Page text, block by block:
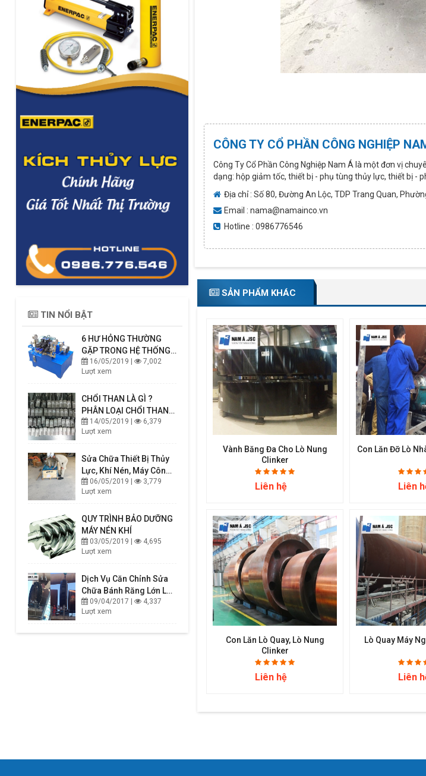
CÔNG TY CỔ PHẦN CÔNG NGHIỆP
Công Ty Cổ Phần Công Nghiệp Nam Á là một đơn vị
dạng: hộp giảm tốc, thiết bị - phụ tùng thủy lực, thiết bị -
Địa chỉ : Số 80, Đường An Lộc, TDP Trang Quan,
Email : nama@namainco.vn
Hotline : 0986776546
SẢN PHẨM KHÁC
Vành Băng Đa Cho Lò Nung
Clinker
Liên hệ
Con Lăn Đỡ Lò
Liên
Con Lăn Lò Quay, Lò Nung
Clinker
Liên hệ
Lò Quay Máy
Liên
TIN NỔI BẬT
6 HƯ HỎNG THƯỜNG
GẶP TRONG HỆ THỐNG
THUỶ LỰC, CÁCH NHẬN
BIẾT VÀ KHẮC PHỤC
16/05/2019 |
7,002
Lượt xem
CHỔI THAN LÀ GÌ ?
PHÂN LOẠI CHỔI THAN
VÀ CÁCH CHỌN CHỔI
THAN PHÙ HỢP
14/05/2019 |
6,379
Lượt xem
Sửa Chữa Thiết Bị Thủy
Lực, Khí Nén, Máy Công
Nghiệp
06/05/2019 |
3,779
Lượt xem
QUY TRÌNH BẢO DƯỠNG
MÁY NÉN KHÍ
03/05/2019 |
4,695
Lượt xem
Dịch Vụ Căn Chỉnh Sửa
Chữa Bánh Răng Lớn Lò
Quay
09/04/2017 |
4,337
Lượt xem